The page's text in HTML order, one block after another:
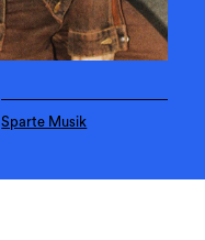
Sparte Musik